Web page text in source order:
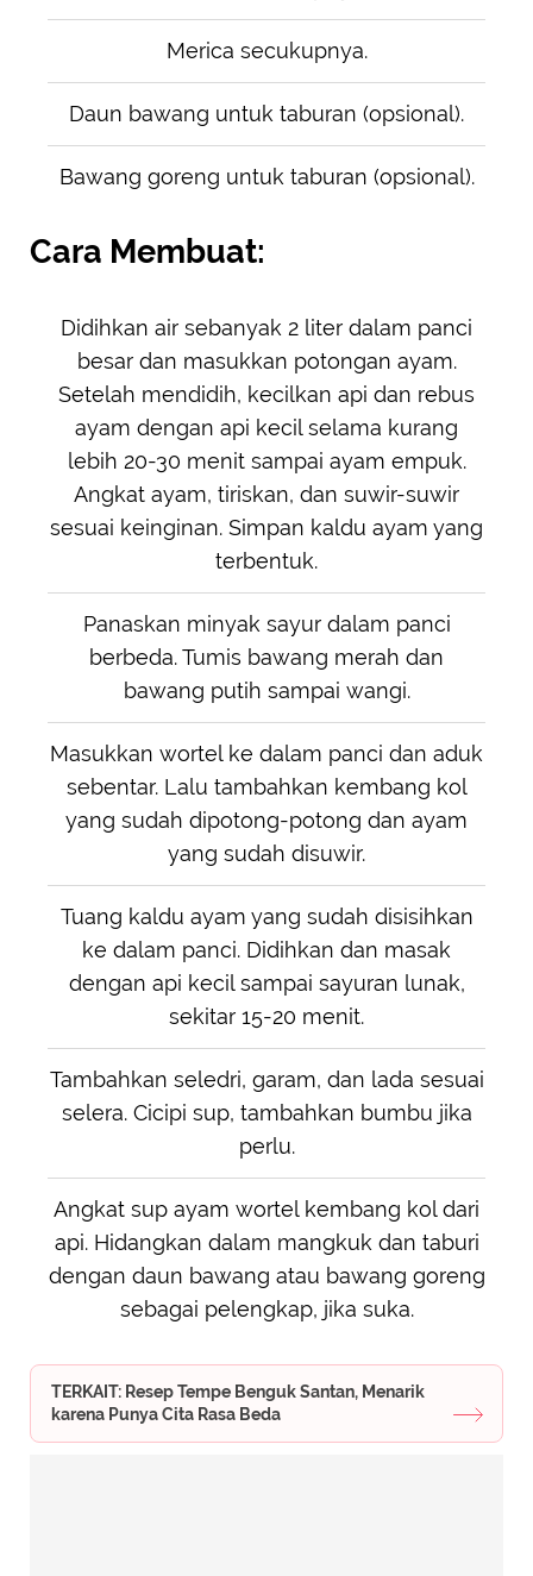
Merica secukupnya.
Daun bawang untuk taburan (opsional).
Bawang goreng untuk taburan (opsional).
Cara Membuat:
Didihkan air sebanyak 2 liter dalam panci
besar dan masukkan potongan ayam.
Setelah mendidih, kecilkan api dan rebus
ayam dengan api kecil selama kurang
lebih 20-30 menit sampai ayam empuk.
Angkat ayam, tiriskan, dan suwir-suwir
sesuai keinginan. Simpan kaldu ayam yang
terbentuk.
Panaskan minyak sayur dalam panci
berbeda. Tumis bawang merah dan
bawang putih sampai wangi.
Masukkan wortel ke dalam panci dan aduk
sebentar. Lalu tambahkan kembang kol
yang sudah dipotong-potong dan ayam
yang sudah disuwir.
Tuang kaldu ayam yang sudah disisihkan
ke dalam panci. Didihkan dan masak
dengan api kecil sampai sayuran lunak,
sekitar 15-20 menit.
Tambahkan seledri, garam, dan lada sesuai
selera. Cicipi sup, tambahkan bumbu jika
perlu.
Angkat sup ayam wortel kembang kol dari
api. Hidangkan dalam mangkuk dan taburi
dengan daun bawang atau bawang goreng
sebagai pelengkap, jika suka.
TERKAIT: Resep Tempe Benguk Santan, Menarik
karena Punya Cita Rasa Beda